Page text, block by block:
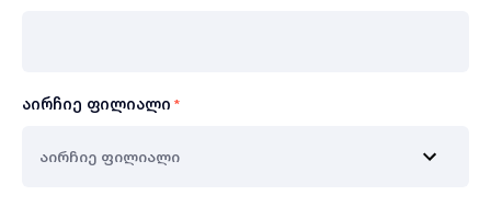
აირჩიე ფილიალი *